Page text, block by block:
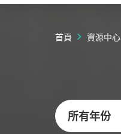
首頁 資源中心
所有年份